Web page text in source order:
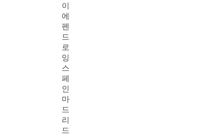
이
에
펜
드
로
잉
스
페
인
마
드
리
드